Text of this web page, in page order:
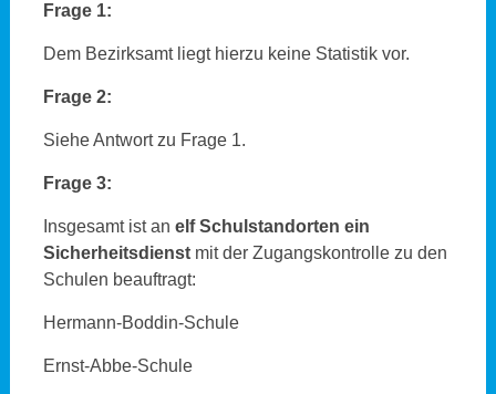
Frage 1:
Dem Bezirksamt liegt hierzu keine Statistik vor.
Frage 2:
Siehe Antwort zu Frage 1.
Frage 3:
Insgesamt ist an elf Schulstandorten ein
Sicherheitsdienstmit der Zugangskontrolle zu den
Schulen beauftragt:
Hermann-Boddin-Schule
Ernst-Abbe-Schule